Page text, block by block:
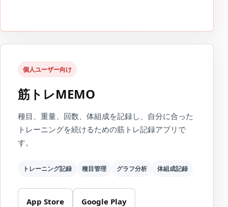
個人ユーザー向け
筋トレMEMO
種目、重量、回数、体組成を記録し、自分に合った
トレーニングを続けるための筋トレ記録アプリで
す。
トレーニング記録 種目管理 グラフ分析 体組成記録
App Store Google Play